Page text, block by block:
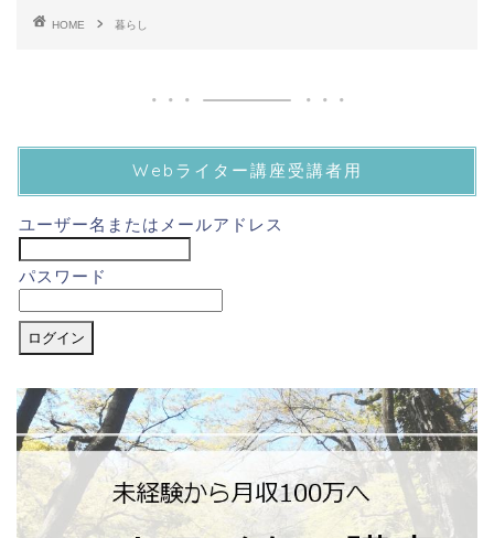
HOME 暮らし
Webライター講座受講者用
ユーザー名またはメールアドレス
パスワード